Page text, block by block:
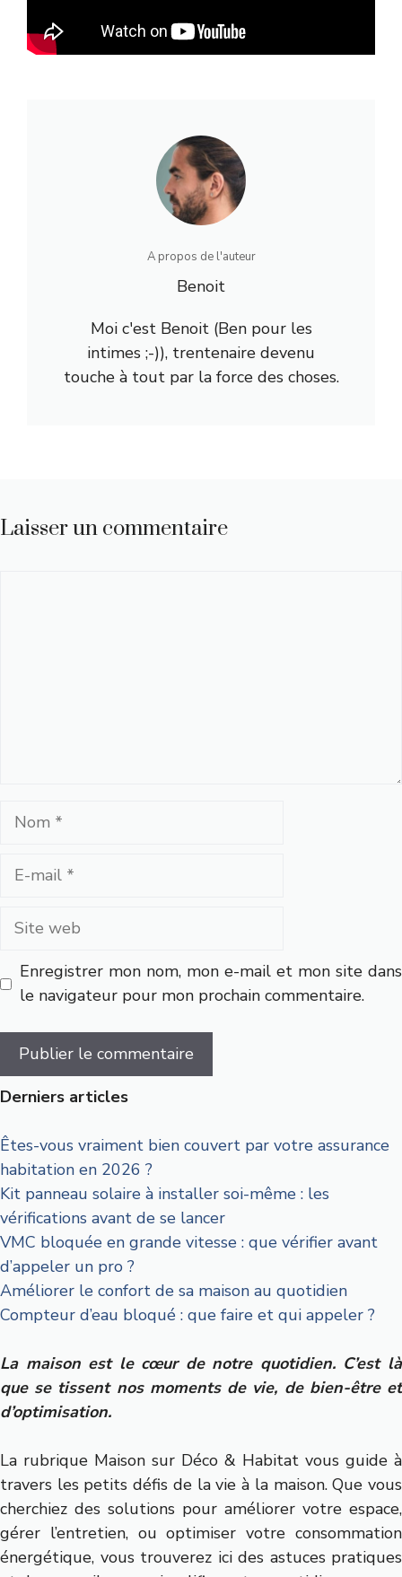
A propos de l'auteur
Benoit
Moi c'est Benoit (Ben pour les
intimes ;-)), trentenaire devenu
touche à tout par la force des choses.
Laisser un commentaire
Nom
Site
Enregistrer mon nom, mon e-mail et mon site dans
le navigateur pour mon prochain commentaire.
Derniers articles
Êtes-vous vraiment bien couvert par votre assurance
habitation en 2026 ?
Kit panneau solaire à installer soi-même : les
vérifications avant de se lancer
VMC bloquée en grande vitesse : que vérifier avant
d’appeler un pro ?
Améliorer le confort de sa maison au quotidien
Compteur d’eau bloqué : que faire et qui appeler ?
La maison est le cœur de notre quotidien. C’est là
que se tissent nos moments de vie, de bien-être et
d’optimisation.
La rubrique Maison sur Déco & Habitat vous guide à
travers les petits défis de la vie à la maison. Que vous
cherchiez des solutions pour améliorer votre espace,
gérer l’entretien, ou optimiser votre consommation
énergétique, vous trouverez ici des astuces pratiques